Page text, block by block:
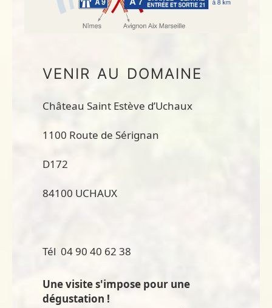
VENIR AU DOMAINE
​Château Saint Estève d’Uchaux
1100 Route de Sérignan
D172
84100 UCHAUX
Tél 04 90 40 62 38
Une visite s'impose pour une
dégustation !